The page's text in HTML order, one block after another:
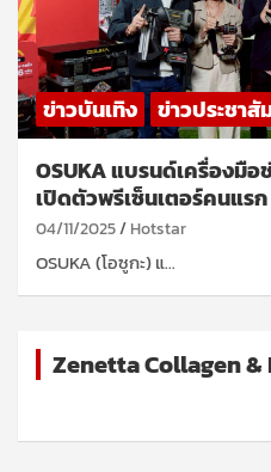
ข่าวบันเทิง
ข่าวประชา
OSUKA แบรนด์เครื่องมือ
เปิดตัวพรีเซ็นเตอร์คนแร
04/11/2025 Hotstar
OSUKA (โอซูกะ) แ…
Zenetta Collagen &